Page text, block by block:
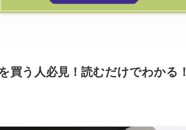
買う人必見！読むだけでわかる！